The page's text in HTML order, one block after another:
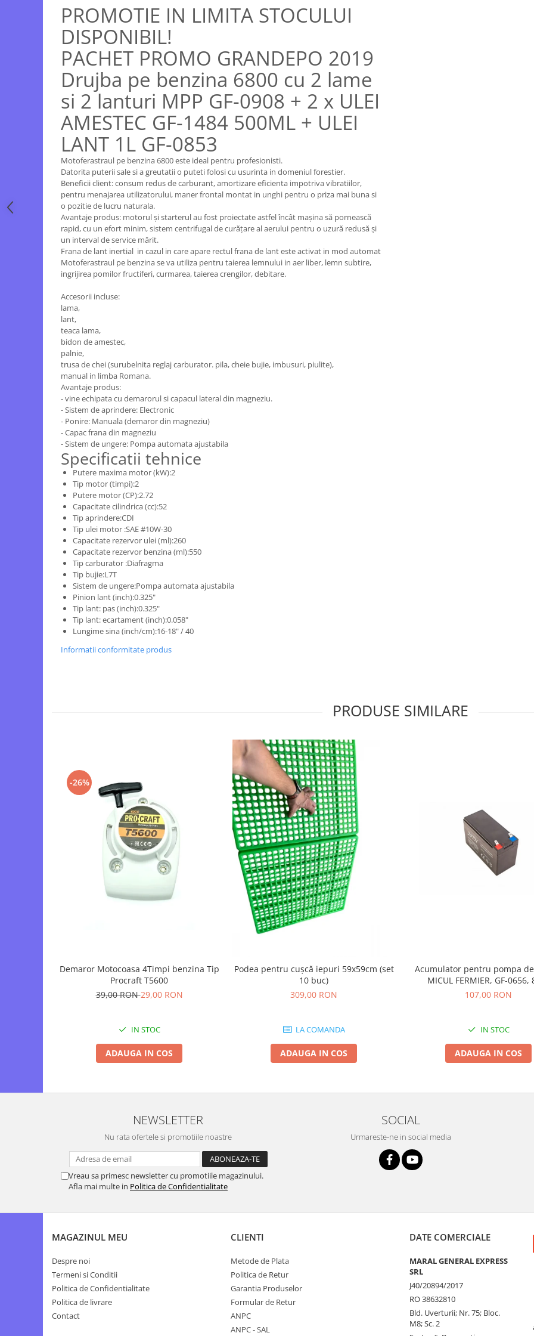
Freze pentru zapada
Instalatii sanitare
Masini de maturat si accesorii
Masini de tuns iarba
Accesorii motocositoare
Accesorii pentru masini de tuns
Masini de tuns iarba/gazon
Tractorase pentru gazon
Mobilier pentru gradina
Mori de macinat cereale
Pompe de apa
Pompe de apa de suprafata
Pompe recirculare
Pompe submersibile
Sisteme de irigat si stropit
Accesorii pentru ATV
Alte vehicule electrice
Tocatoare resturi vegetale
Despicatoare de lemne
Granulatoare de furaje
Tocatoare de furaje
Invertoare sudura - IGBT / MMA
Accesorii auto
Compresoare aer
Echipamente industriale de
brichetare / peletizare
Echipamente pentru protectia
Pistoale de lipit
PROMOTIE IN LIMITA STOCULUI
DISPONIBIL!
PACHET PROMO GRANDEPO 2019
Drujba pe benzina 6800 cu 2 lame
si 2 lanturi MPP GF-0908 + 2 x ULEI
AMESTEC GF-1484 500ML + ULEI
LANT 1L GF-0853
Motoferastraul pe benzina 6800 este ideal pentru profesionisti.
Datorita puterii sale si a greutatii o puteti folosi cu usurinta in domeniul forestier.
Beneficii client: consum redus de carburant, amortizare eficienta impotriva vibratiilor,
pentru menajarea utilizatorului, maner frontal montat in unghi pentru o priza mai buna si
o pozitie de lucru naturala.
Avantaje produs: motorul şi starterul au fost proiectate astfel încât maşina să pornească
rapid, cu un efort minim, sistem centrifugal de curăţare al aerului pentru o uzură redusă şi
un interval de service mărit.
Frana de lant inertial in cazul in care apare rectul frana de lant este activat in mod automat
Motoferastraul pe benzina se va utiliza pentru taierea lemnului in aer liber, lemn subtire,
ingrijirea pomilor fructiferi, curmarea, taierea crengilor, debitare.
Accesorii incluse:
lama,
lant,
teaca lama,
bidon de amestec,
palnie,
trusa de chei (surubelnita reglaj carburator. pila, cheie bujie, imbusuri, piulite),
manual in limba Romana.
Avantaje produs:
- vine echipata cu demarorul si capacul lateral din magneziu.
- Sistem de aprindere: Electronic
- Ponire: Manuala (demaror din magneziu)
- Capac frana din magneziu
- Sistem de ungere: Pompa automata ajustabila
Specificatii tehnice
Putere maxima motor (kW):2
Tip motor (timpi):2
Putere motor (CP):2.72
Capacitate cilindrica (cc):52
Tip aprindere:CDI
Tip ulei motor :SAE #10W-30
Capacitate rezervor ulei (ml):260
Capacitate rezervor benzina (ml):550
Tip carburator :Diafragma
Tip bujie:L7T
Sistem de ungere:Pompa automata ajustabila
Pinion lant (inch):0.325"
Tip lant: pas (inch):0.325"
Tip lant: ecartament (inch):0.058"
Lungime sina (inch/cm):16-18" / 40
Informatii conformitate produs
PRODUSE SIMILARE
-26%
Demaror Motocoasa 4Timpi benzina Tip
Procraft T5600
39,00 RON29,00 RON
IN STOC
ADAUGA IN COS
Podea pentru cușcă iepuri 59x59cm (set
10 buc)
309,00 RON
LA COMANDA
ADAUGA IN COS
Acumulator pentru pompa
MICUL FERMIER, GF-0656,
107,00 RON
IN STOC
ADAUGA IN COS
NEWSLETTER
Nu rata ofertele si promotiile noastre
Vreau sa primesc newsletter cu promotiile magazinului.
Afla mai multe in Politica de Confidentialitate
SOCIAL
Urmareste-ne in social media
MAGAZINUL MEU
Despre noi
Termeni si Conditii
Politica de Confidentialitate
Politica de livrare
Contact
CLIENTI
Metode de Plata
Politica de Retur
Garantia Produselor
Formular de Retur
ANPC
ANPC - SAL
DATE COMERCIALE
MARAL GENERAL EXPRESS
SRL
J40/20894/2017
RO 38632810
Bld. Uverturii; Nr. 75; Bloc.
M8; Sc. 2